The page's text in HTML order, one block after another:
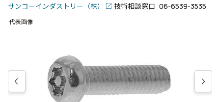
サンコーインダストリー（株） 技術相談窓口 06-6539-3535
代表画像